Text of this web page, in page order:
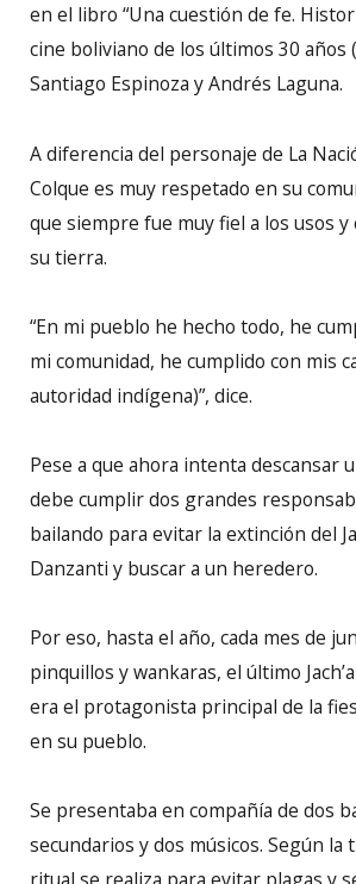
en el libro “Una cuestión de fe.
cine boliviano de los últimos 30 años
Santiago Espinoza y Andrés Laguna.
A diferencia del personaje de La
Colque es muy respetado en su
que siempre fue muy fiel a los usos
su tierra.
“En mi pueblo he hecho todo, he
mi comunidad, he cumplido con mis
autoridad indígena)”, dice.
Pese a que ahora intenta descansar
debe cumplir dos grandes
bailando para evitar la extinción del
Danzanti y buscar a un heredero.
Por eso, hasta el año, cada mes de
pinquillos y wankaras, el último
era el protagonista principal de la
en su pueblo.
Se presentaba en compañía de dos
secundarios y dos músicos. Según la